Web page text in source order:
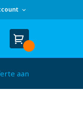
Winkelwagen
Cart
aan